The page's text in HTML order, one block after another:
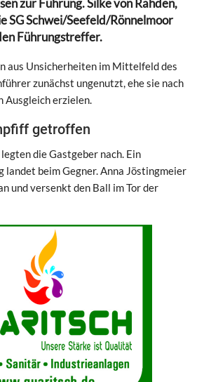
zur Führung. Silke von Rahden,
SG Schwei/Seefeld/Rönnelmoor
Führungstreffer.
aus Unsicherheiten im Mittelfeld des
zunächst ungenutzt, ehe sie nach
Ausgleich erzielen.
getroffen
die Gastgeber nach. Ein
landet beim Gegner. Anna Jöstingmeier
und versenkt den Ball im Tor der